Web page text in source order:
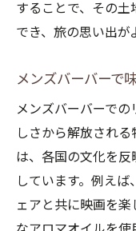
メンズバ
す
旅の醍醐味を
メンズバ
バーバー
旅の中で
ヒント
することで、その
でき、旅の思い出が
メンズバーバーで
メンズバーバーで
しさから解放され
は、各国の文化を
しています。例え
ェアと共に映画を